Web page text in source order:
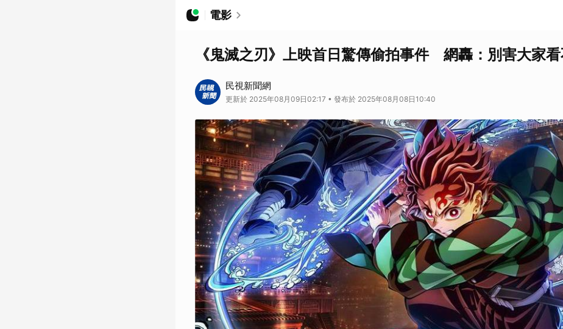
電影
《鬼滅之刃》上映首日驚傳偷拍事件 網轟：別害大家
民視新聞網
更新於 2025年08月09日02:17 • 發布於 2025年08月08日10:40